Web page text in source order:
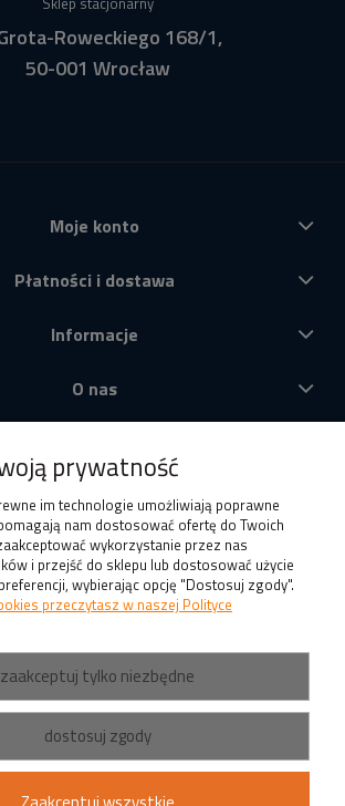
Roweckiego 168/1,
50-001 Wrocław
Moje konto
Płatności i dostawa
Informacje
O nas
prywatność
im technologie umożliwiają poprawne
nam dostosować ofertę do Twoich
wykorzystanie przez nas
i przejść do sklepu lub dostosować użycie
wybierając opcję "Dostosuj zgody".
przeczytasz w naszej Polityce
zaakceptuj tylko niezbędne
dostosuj zgody